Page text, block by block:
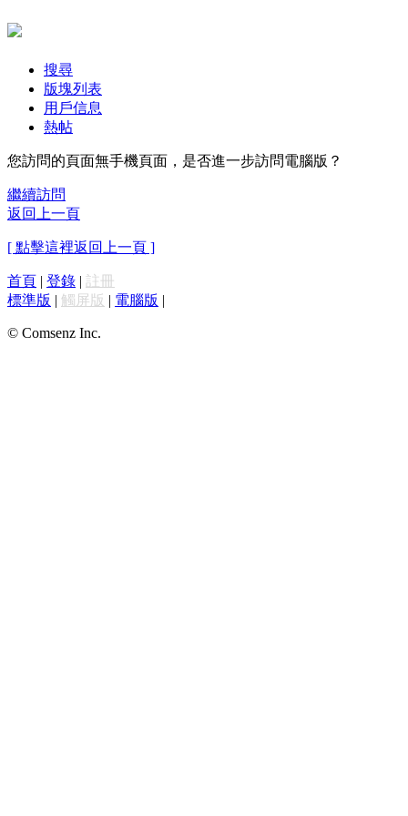
搜尋
版塊列表
用戶信息
熱帖
您訪問的頁面無手機頁面，是否進一步訪問電腦版？
繼續訪問
返回上一頁
[ 點擊這裡返回上一頁 ]
首頁 | 登錄 | 註冊
標準版 | 觸屏版 | 電腦版 |
© Comsenz Inc.